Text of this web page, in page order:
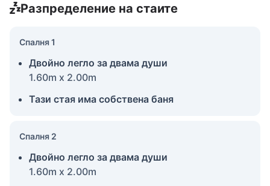
Разпределение на стаите
Спалня 1
Двойно легло за двама души
1.60m x 2.00m
Тази стая има собствена баня
Спалня 2
Двойно легло за двама души
1.60m x 2.00m